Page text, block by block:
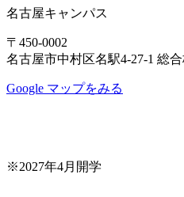
名古屋キャンパス
〒450-0002
名古屋市中村区名駅4-27-1 総
Google マップをみる
※2027年4月開学